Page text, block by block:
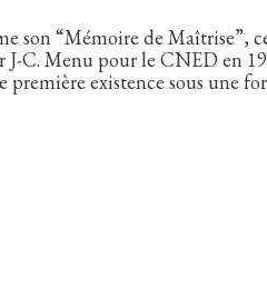
son “Mémoire de Maîtrise”,
J-C. Menu pour le CNED en
première existence sous une